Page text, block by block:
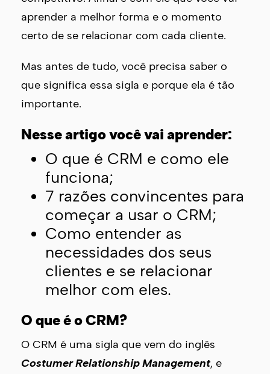
aprender a melhor forma e o momento
certo de se relacionar com cada cliente.
Mas antes de tudo, você precisa saber o
que significa essa sigla e porque ela é tão
importante.
Nesse artigo você vai aprender:
O que é CRM e como ele
funciona;
7 razões convincentes para
começar a usar o CRM;
Como entender as
necessidades dos seus
clientes e se relacionar
melhor com eles.
O que é o CRM?
O CRM é uma sigla que vem do inglês
Costumer Relationship Management, e